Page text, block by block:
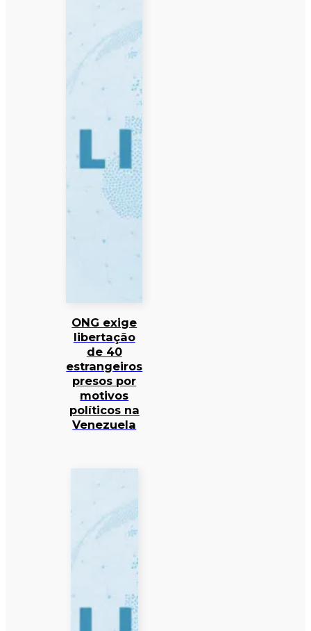
ONG exige
libertação
de 40
estrangeiros
presos por
motivos
políticos na
Venezuela